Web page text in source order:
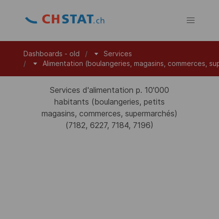
Dashboards - old
Services
Alimentation (boulangeries, magasins, commerces,
Services d'alimentation p. 10'000
habitants (boulangeries, petits
magasins, commerces, supermarchés)
(7182, 6227, 7184, 7196)